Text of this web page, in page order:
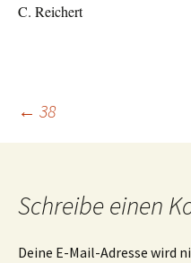
C. Reichert
← 38
Schreibe einen
Deine E-Mail-Adresse wird